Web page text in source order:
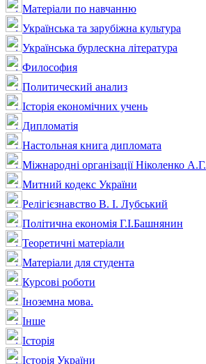
Матеріали по навчанню
Українська та зарубіжна культура
Українська бурлескна література
Философия
Политический анализ
Історія економічних учень
Дипломатія
Настольная книга дипломата
Міжнародні організації Ніколенко А.Г.
Митний кодекс України
Релігієзнавство В. І. Лубський
Політична економія Г.І.Башнянин
Теоретичні матеріали
Матеріали для студента
Курсові роботи
Іноземна мова.
Інше
Історія
Історія України